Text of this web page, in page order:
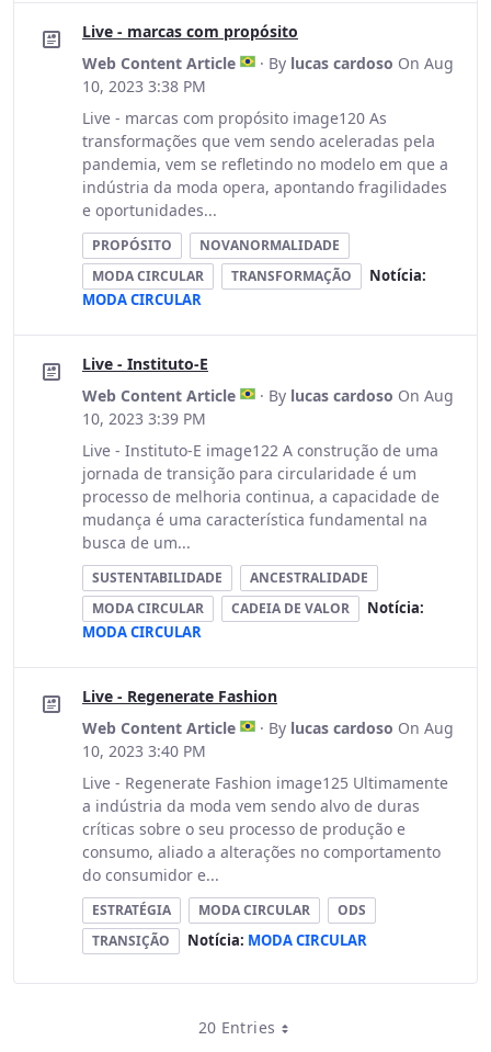
Live - marcas com propósito
Web Content Article
· By lucas cardoso On Aug
10, 2023 3:38 PM
Live - marcas com propósito image120 As
transformações que vem sendo aceleradas pela
pandemia, vem se refletindo no modelo em que a
indústria da moda opera, apontando fragilidades
e oportunidades...
PROPÓSITO
NOVANORMALIDADE
MODA CIRCULAR
TRANSFORMAÇÃO
Notícia:
MODA CIRCULAR
Live - Instituto-E
Web Content Article
· By lucas cardoso On Aug
10, 2023 3:39 PM
Live - Instituto-E image122 A construção de uma
jornada de transição para circularidade é um
processo de melhoria continua, a capacidade de
mudança é uma característica fundamental na
busca de um...
SUSTENTABILIDADE
ANCESTRALIDADE
MODA CIRCULAR
CADEIA DE VALOR
Notícia:
MODA CIRCULAR
Live - Regenerate Fashion
Web Content Article
· By lucas cardoso On Aug
10, 2023 3:40 PM
Live - Regenerate Fashion image125 Ultimamente
a indústria da moda vem sendo alvo de duras
críticas sobre o seu processo de produção e
consumo, aliado a alterações no comportamento
do consumidor e...
ESTRATÉGIA MODA CIRCULAR
ODS
TRANSIÇÃO
Notícia: MODA CIRCULAR
20 EntriesPer Page